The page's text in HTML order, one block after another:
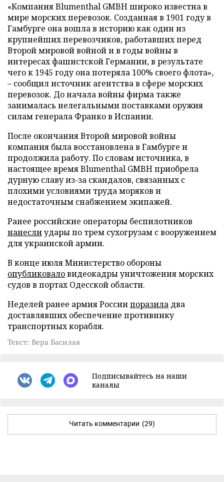
«Компания Blumenthal GMBH широко известна в
мире морских перевозок. Созданная в 1901 году в
Гамбурге она вошла в историю как один из
крупнейших перевозчиков, работавших перед
Второй мировой войной и в годы войны в
интересах фашистской Германии, в результате
чего к 1945 году она потеряла 100% своего флота»,
– сообщил источник агентства в сфере морских
перевозок. До начала войны фирма также
занималась нелегальными поставками оружия
силам генерала Франко в Испании.
После окончания Второй мировой войны
компания была восстановлена в Гамбурге и
продолжила работу. По словам источника, в
настоящее время Blumenthal GMBH приобрела
дурную славу из-за скандалов, связанных с
плохими условиями труда моряков и
недостаточным снабжением экипажей.
Ранее российские операторы беспилотников
нанеслиудары по трем сухогрузам с вооружением
для украинской армии.
В конце июля Министерство обороны
опубликоваловидеокадры уничтожения морских
судов в портах Одесской области.
Неделей ранее армия Россиипоразила два
доставлявших обеспечение противнику
транспортных корабля.
Текст: Вера Басилая
Подписывайтесь на наши
каналы
Читать комментарии (29)